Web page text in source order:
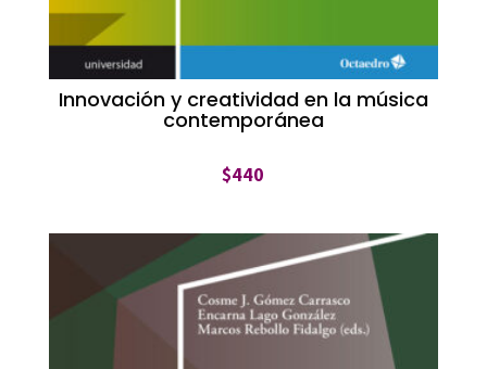
Innovación y creatividad en la música
contemporánea
$440